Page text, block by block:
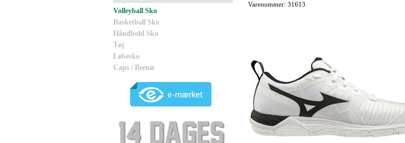
Volleyball Sko
Basketball Sko
Håndbold Sko
Tøj
Løbesko
Caps / Beenie
Varenummer: 31613